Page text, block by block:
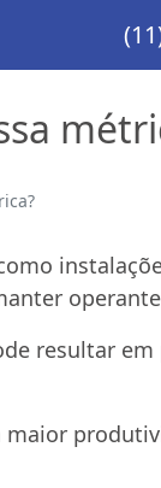
resultar